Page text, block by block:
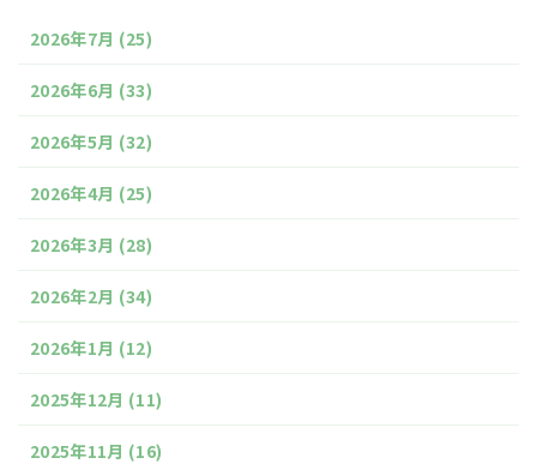
2026年7月 (25)
2026年6月 (33)
2026年5月 (32)
2026年4月 (25)
2026年3月 (28)
2026年2月 (34)
2026年1月 (12)
2025年12月 (11)
2025年11月 (16)